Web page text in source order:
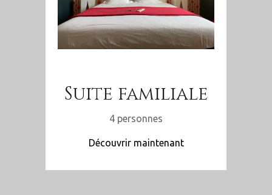
Suite familiale
4 personnes
Découvrir maintenant